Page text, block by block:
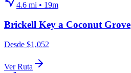
4.6 mi • 19m
Brickell Key a Coconut Grove
Desde $1,052
Ver Ruta